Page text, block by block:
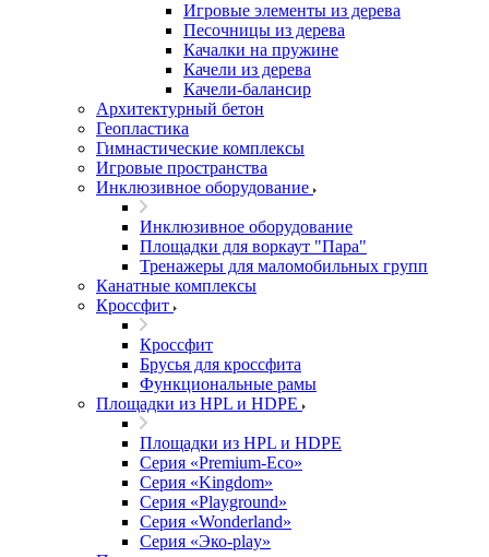
Игровые элементы из дерева
Песочницы из дерева
Качалки на пружине
Качели из дерева
Качели-балансир
Архитектурный бетон
Геопластика
Гимнастические комплексы
Игровые пространства
Инклюзивное оборудование
Инклюзивное оборудование
Площадки для воркаут "Пара"
Тренажеры для маломобильных групп
Канатные комплексы
Кроссфит
Кроссфит
Брусья для кроссфита
Функциональные рамы
Площадки из HPL и HDPE
Площадки из HPL и HDPE
Серия «Premium-Eco»
Серия «Kingdom»
Серия «Playground»
Серия «Wonderland»
Серия «Эко-play»